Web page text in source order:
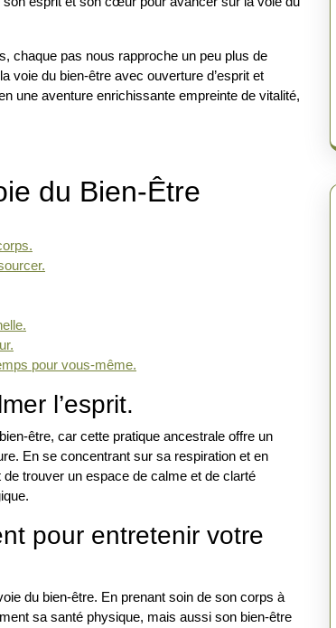
chaque pas nous rapproche un peu plus de
voie du bien-être avec ouverture d’esprit et
une aventure enrichissante empreinte de vitalité,
du Bien-Être
pour vous-même.
l’esprit.
être, car cette pratique ancestrale offre un
En se concentrant sur sa respiration et en
trouver un espace de calme et de clarté
pour entretenir votre
du bien-être. En prenant soin de son corps à
sa santé physique, mais aussi son bien-être